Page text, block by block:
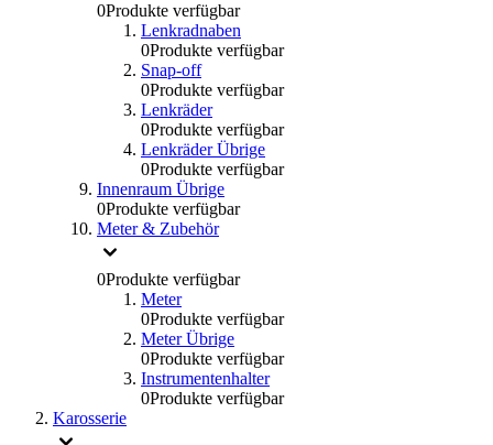
0Produkte verfügbar
Lenkradnaben
0Produkte verfügbar
Snap-off
0Produkte verfügbar
Lenkräder
0Produkte verfügbar
Lenkräder Übrige
0Produkte verfügbar
Innenraum Übrige
0Produkte verfügbar
Meter & Zubehör
0Produkte verfügbar
Meter
0Produkte verfügbar
Meter Übrige
0Produkte verfügbar
Instrumentenhalter
0Produkte verfügbar
Karosserie